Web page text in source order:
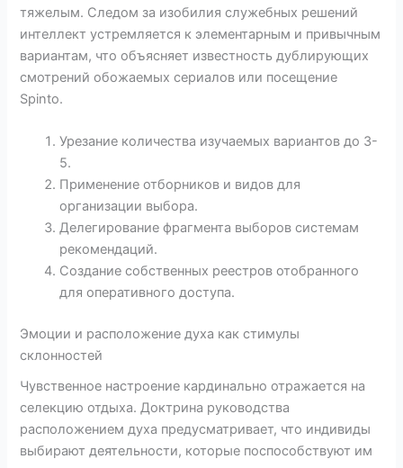
тяжелым. Следом за изобилия служебных решений
интеллект устремляется к элементарным и привычным
вариантам, что объясняет известность дублирующих
смотрений обожаемых сериалов или посещение
Spinto.
Урезание количества изучаемых вариантов до 3-
5.
Применение отборников и видов для
организации выбора.
Делегирование фрагмента выборов системам
рекомендаций.
Создание собственных реестров отобранного
для оперативного доступа.
Эмоции и расположение духа как стимулы
склонностей
Чувственное настроение кардинально отражается на
селекцию отдыха. Доктрина руководства
расположением духа предусматривает, что индивиды
выбирают деятельности, которые поспособствуют им